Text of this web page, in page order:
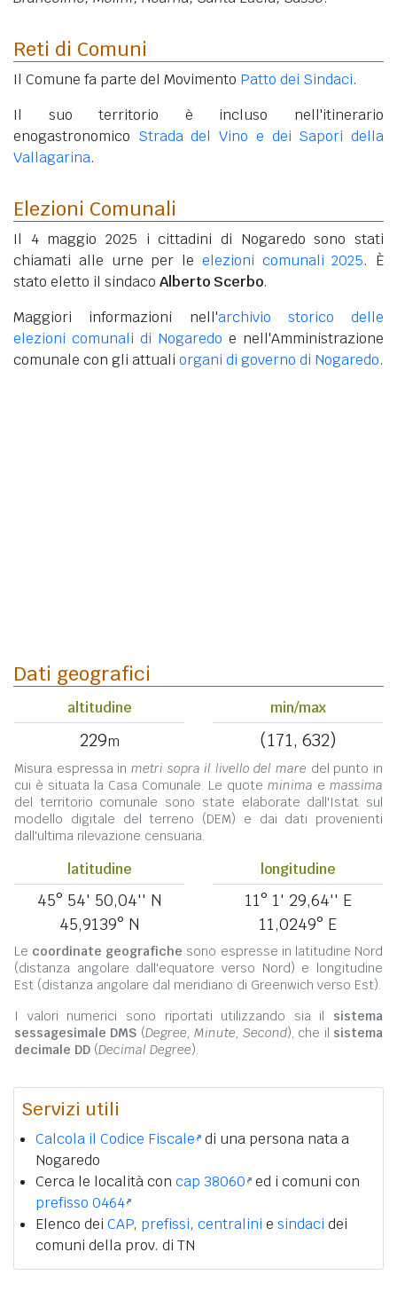
Reti di Comuni
Il Comune fa parte del Movimento Patto dei Sindaci.
Il suo territorio è incluso nell'itinerario
enogastronomico Strada del Vino e dei Sapori della
Vallagarina.
Elezioni Comunali
Il 4 maggio 2025 i cittadini di Nogaredo sono stati
chiamati alle urne per le elezioni comunali 2025. È
stato eletto il sindaco Alberto Scerbo.
Maggiori informazioni nell'archivio storico delle
elezioni comunali di Nogaredo e nell'Amministrazione
comunale con gli attuali organi di governo di Nogaredo.
Dati geografici
altitudine
229m
min/max
(171, 632)
Misura espressa in metri sopra il livello del mare del punto in
cui è situata la Casa Comunale. Le quote minima e massima
del territorio comunale sono state elaborate dall'Istat sul
modello digitale del terreno (DEM) e dai dati provenienti
dall'ultima rilevazione censuaria.
latitudine
45° 54' 50,04'' N
45,9139° N
longitudine
11° 1' 29,64'' E
11,0249° E
Le coordinate geografiche sono espresse in latitudine Nord
(distanza angolare dall'equatore verso Nord) e longitudine
Est (distanza angolare dal meridiano di Greenwich verso Est).
I valori numerici sono riportati utilizzando sia il sistema
sessagesimale DMS (Degree, Minute, Second), che il sistema
decimale DD (Decimal Degree).
Servizi utili
Calcola il Codice Fiscale di una persona nata a
Nogaredo
Cerca le località con cap 38060 ed i comuni con
prefisso 0464
Elenco dei CAP, prefissi, centralini e sindaci dei
comuni della prov. di TN